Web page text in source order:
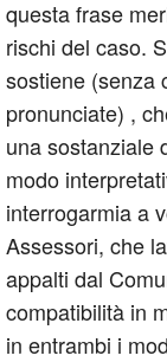
questa frase
rischi del caso.
sostiene (senza
pronunciate) ,
una sostanziale
modo
interrogarmia a
Assessori, che
appalti dal
compatibilità in
in entrambi i